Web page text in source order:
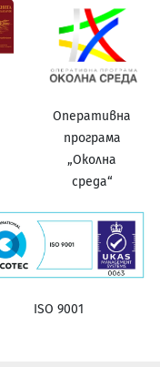
Оперативна
програма
„Околна
среда“
ISO 9001